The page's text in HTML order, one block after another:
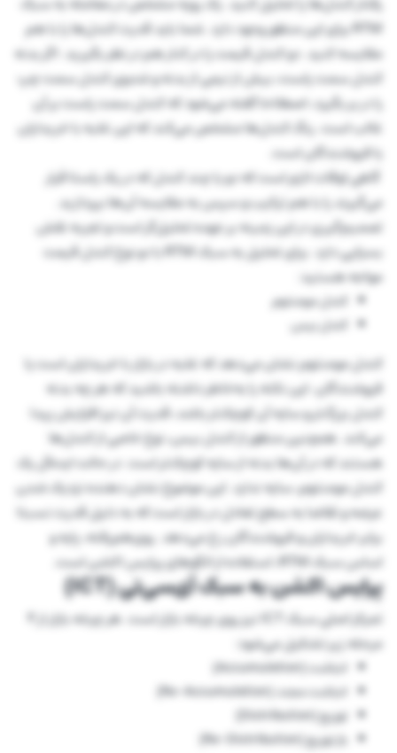
RTM برای این منظور وجود دارد. شما باید قدرت کندل‌ها را با هم
مقایسه کنید. دو کندل قیمت را در کنار هم در نظر بگیرید. اگر بدنه
کندل سمت راست، بیش از نیمی از بدنه و شدوی کندل سمت چپ
را در بر بگیرد، اصطلاحا گفته می‌شود که کندل سمت راست بر آن
غالب است. رنگ کندل‌ها مشخص می‌کند که این غلبه با خریداران
یا فروشندگان است.
گاهی اوقات لازم است که دو یا چند کندل که در یک راستا قرار
می‌گیرند را با هم ترکیب و سپس به مقایسه آن‌ها بپردازید.
تصمیم‌گیری در این زمینه بر عهده تحلیل‌گر است و تجربه نقش
بسزایی دارد. برای تحلیل به سبک RTM با دو نوع کندل قیمت
مواجه هستید:
کندل مومنتوم
کندل بیس
کندل مومنتوم نشان می‌دهد که غلبه در بازار با خریداران است یا
فروشندگان. این نکته را به‌خاطر داشته باشید که هر چه بدنه
کندل بزرگ‌تر و سایه آن کوچک‌تر باشد، قدرت آن نیز افزایش پیدا
می‌کند. همچنین منظور از کندل بیس، نوع خاصی از کندل‌ها
هستند که در آن‌ها بدنه از سایه کوچک‌تر است. در حالت ایده‌آل یک
کندل مومنتوم، سایه ندارد. این موضوع نشان دهنده نزدیک شدن
عرضه و تقاضا به سطح تعادل در بازار است که به دلیل قدرت نسبتا
برابر خریداران و فروشندگان رخ می‌دهد. روی‌هم‌رفته، پایه و
اساس سبک RTM، استفاده از الگوهای پرایس اکشن است.
پرایس اکشن به سبک آی‌سی‌تی (ICT)
تمرکز اصلی سبک ICT نیز روی چرخه بازار است. هر چرخه بازار از 4
مرحله زیر تشکیل می‌شود:
انباشت (Accumulation)
انباشت مجدد (Re-Accumulation)
توزیع (Distribution)
باز توزیع (Re-Distribution)